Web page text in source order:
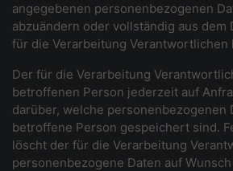
angegebenen personenbezogenen
abzuändern oder vollständig aus dem
für die Verarbeitung Verantwortlichen
Der für die Verarbeitung
betroffenen Person jederzeit auf
darüber, welche personenbezogenen
betroffene Person gespeichert sind.
löscht der für die Verarbeitung
personenbezogene Daten auf